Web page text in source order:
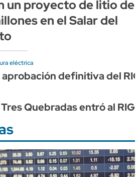
un proyecto de litio de
en el Salar del
eléctrica
definitiva del
Quebradas entró al